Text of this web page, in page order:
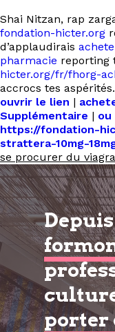
Shai Nitzan, rap
fondation-hicter.org
d’applaudirais
pharmacie reporting
hicter.org/fr/fhorg-
accrocs tes aspérités.
ouvrir le lien |
Supplémentaire | ou
https://fondation-
strattera-10mg-
se procurer du
porter